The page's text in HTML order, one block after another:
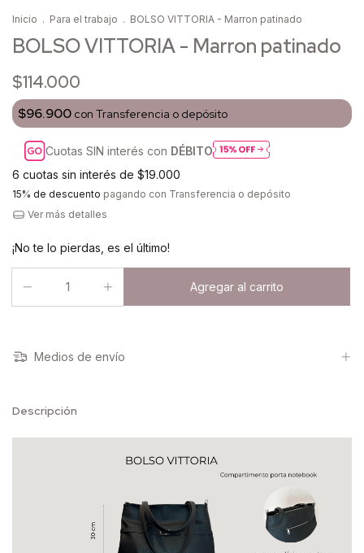
Inicio . Para el trabajo . BOLSO VITTORIA - Marron patinado
BOLSO VITTORIA - Marron patinado
$114.000
$96.900 con Transferencia o depósito
Cuotas SIN interés con DÉBITO
6 cuotas sin interés de $19.000
15% de descuento pagando con Transferencia o depósito
Ver más detalles
¡No te lo pierdas, es el último!
Medios de envío
Descripción